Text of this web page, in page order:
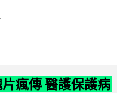
瘋傳 醫護保護病